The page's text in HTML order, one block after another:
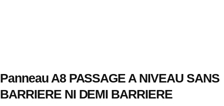
Panneau A8 PASSAGE A NIVEAU SANS
BARRIERE NI DEMI BARRIERE